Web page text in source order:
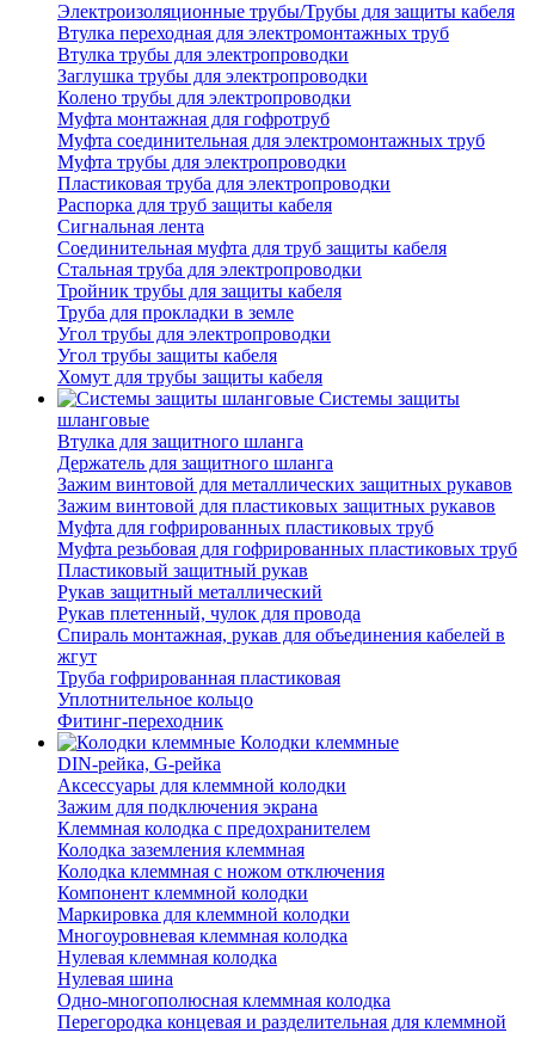
Электроизоляционные трубы/Трубы для защиты кабеля
Втулка переходная для электромонтажных труб
Втулка трубы для электропроводки
Заглушка трубы для электропроводки
Колено трубы для электропроводки
Муфта монтажная для гофротруб
Муфта соединительная для электромонтажных труб
Муфта трубы для электропроводки
Пластиковая труба для электропроводки
Распорка для труб защиты кабеля
Сигнальная лента
Соединительная муфта для труб защиты кабеля
Стальная труба для электропроводки
Тройник трубы для защиты кабеля
Труба для прокладки в земле
Угол трубы для электропроводки
Угол трубы защиты кабеля
Хомут для трубы защиты кабеля
Системы защиты
шланговые
Втулка для защитного шланга
Держатель для защитного шланга
Зажим винтовой для металлических защитных рукавов
Зажим винтовой для пластиковых защитных рукавов
Муфта для гофрированных пластиковых труб
Муфта резьбовая для гофрированных пластиковых труб
Пластиковый защитный рукав
Рукав защитный металлический
Рукав плетенный, чулок для провода
Спираль монтажная, рукав для объединения кабелей в
жгут
Труба гофрированная пластиковая
Уплотнительное кольцо
Фитинг-переходник
Колодки клеммные
DIN-рейка, G-рейка
Аксессуары для клеммной колодки
Зажим для подключения экрана
Клеммная колодка с предохранителем
Колодка заземления клеммная
Колодка клеммная с ножом отключения
Компонент клеммной колодки
Маркировка для клеммной колодки
Многоуровневая клеммная колодка
Нулевая клеммная колодка
Нулевая шина
Одно-многополюсная клеммная колодка
Перегородка концевая и разделительная для клеммной